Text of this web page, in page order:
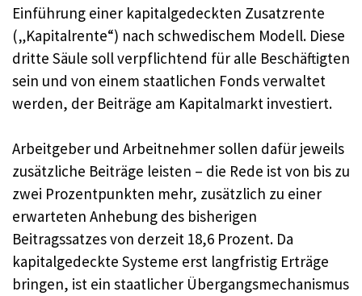
Einführung einer kapitalgedeckten Zusatzrente
(„Kapitalrente“) nach schwedischem Modell. Diese
dritte Säule soll verpflichtend für alle Beschäftigten
sein und von einem staatlichen Fonds verwaltet
werden, der Beiträge am Kapitalmarkt investiert.
Arbeitgeber und Arbeitnehmer sollen dafür jeweils
zusätzliche Beiträge leisten – die Rede ist von bis zu
zwei Prozentpunkten mehr, zusätzlich zu einer
erwarteten Anhebung des bisherigen
Beitragssatzes von derzeit 18,6 Prozent. Da
kapitalgedeckte Systeme erst langfristig Erträge
bringen, ist ein staatlicher Übergangsmechanismus